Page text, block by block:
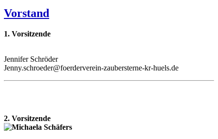
Vorstand
1. Vorsitzende
Jennifer Schröder
Jenny.schroeder@foerderverein-zaubersterne-kr-huels.de
2. Vorsitzende